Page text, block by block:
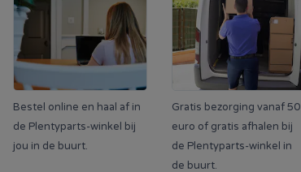
Bestel online en haal af in
de Plentyparts-winkel bij
jou in de buurt.
Gratis bezorging vanaf 50
euro of gratis afhalen bij
de Plentyparts-winkel in
de buurt.